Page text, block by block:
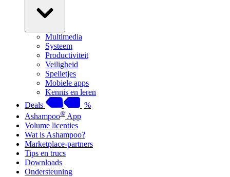
Multimedia
Systeem
Productiviteit
Veiligheid
Spelletjes
Mobiele apps
Kennis en leren
Deals
%
Ashampoo® App
Volume licenties
Wat is Ashampoo?
Marketplace-partners
Tips en trucs
Downloads
Ondersteuning